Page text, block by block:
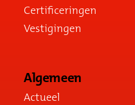
Certificeringen
Vestigingen
Algemeen
Actueel